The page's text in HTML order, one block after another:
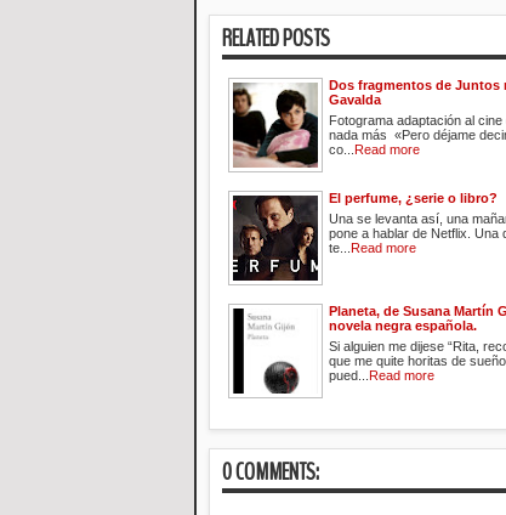
RELATED POSTS
Dos fragmentos de Juntos
Gavalda
Fotograma adaptación al
nada más «Pero déjame
co... Read more
El perfume, ¿serie o libro?
Una se levanta así, una
pone a hablar de Netflix. Una
te... Read more
Planeta, de Susana Martín
novela negra española.
Si alguien me dijese “Rita,
que me quite horitas de
pued... Read more
0 COMMENTS: